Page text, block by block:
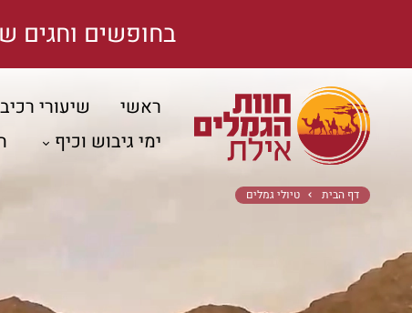
בחופשים וחגים
ראשי שיעורי
ימי גיבוש וכיף
דף הבית טיולי גמלים